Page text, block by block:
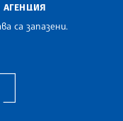
АГЕНЦИЯ
са запазени.
Balkan News Agencies